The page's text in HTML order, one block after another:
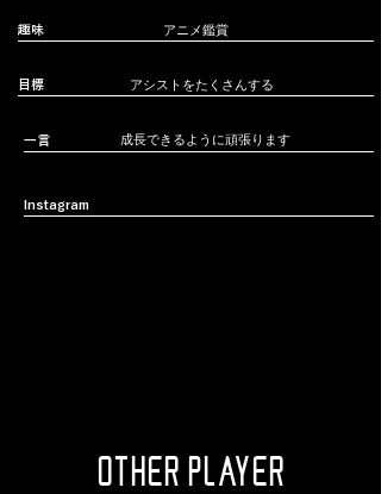
趣味 アニメ鑑賞
​目標 アシストをたくさんする
一言 成長できるように頑張ります
Instagram
OTHER PLAYER